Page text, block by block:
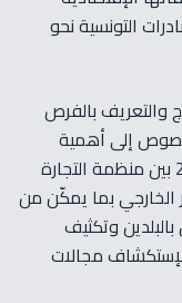
التونسية نحو
والتعريف بالفرص
إلى أهمية
تفعيل مذكرة التفاهم الموقعة سنة 2019 بين منظمة التجارة
الخارجي بما يمكّن من
وتكثيف
لإستكشاف مجالات